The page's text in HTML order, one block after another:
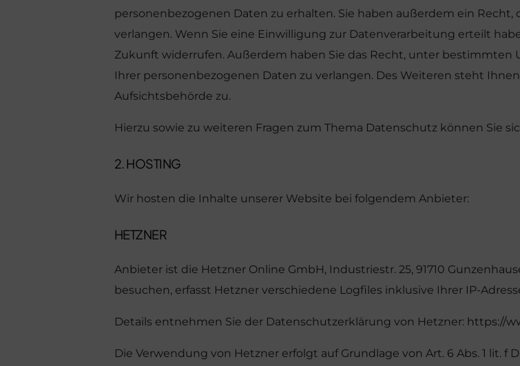
personenbezogenen Daten zu erhalten. Sie haben außerdem ein
verlangen. Wenn Sie eine Einwilligung zur Datenverarbeitung erteilt
Zukunft widerrufen. Außerdem haben Sie das Recht, unter bestimmten
Ihrer personenbezogenen Daten zu verlangen. Des Weiteren steht
Aufsichtsbehörde zu.
Hierzu sowie zu weiteren Fragen zum Thema Datenschutz können Sie
2. HOSTING
Wir hosten die Inhalte unserer Website bei folgendem Anbieter:
HETZNER
Anbieter ist die Hetzner Online GmbH, Industriestr. 25, 91710
besuchen, erfasst Hetzner verschiedene Logfiles inklusive Ihrer IP-
Details entnehmen Sie der Datenschutzerklärung von Hetzner: https://
Die Verwendung von Hetzner erfolgt auf Grundlage von Art. 6 Abs. 1 lit. f